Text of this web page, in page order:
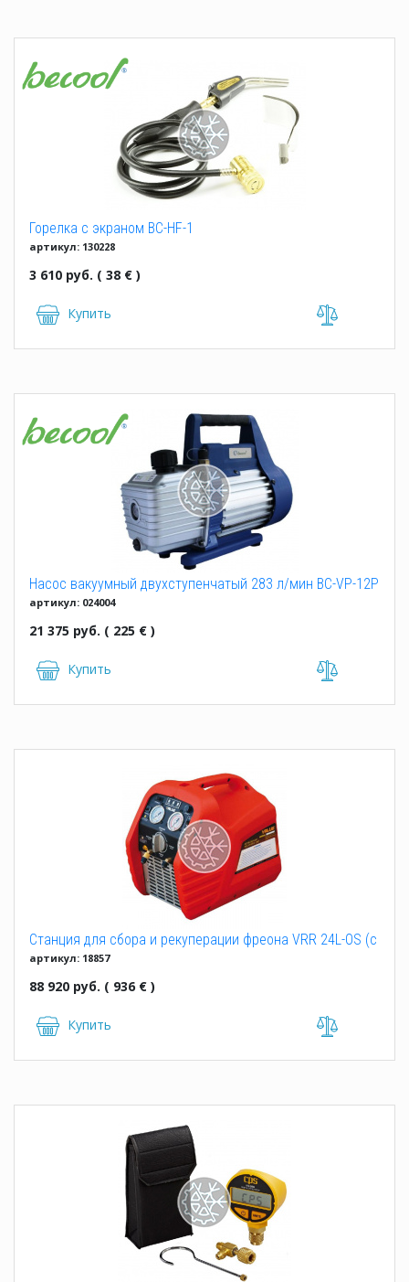
Горелка с экраном BC-HF-1
артикул: 130228
3 610 руб. ( 38 € )
Купить
Насос вакуумный двухступенчатый 283 л/мин BC-VP-12P
артикул: 024004
21 375 руб. ( 225 € )
Купить
Станция для сбора и рекуперации фреона VRR 24L-OS (с
маслоотделителем)
артикул: 18857
88 920 руб. ( 936 € )
Купить